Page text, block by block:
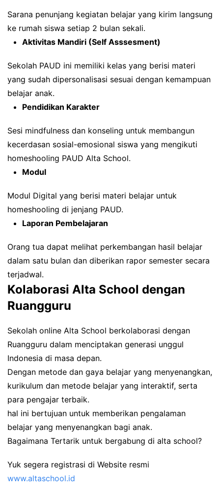
Sarana penunjang kegiatan belajar yang kirim langsung
ke rumah siswa setiap 2 bulan sekali.
Aktivitas Mandiri (Self Asssesment)
Sekolah PAUD ini memiliki kelas yang berisi materi
yang sudah dipersonalisasi sesuai dengan kemampuan
belajar anak.
Pendidikan Karakter
Sesi mindfulness dan konseling untuk membangun
kecerdasan sosial-emosional siswa yang mengikuti
homeshooling PAUD Alta School.
Modul
Modul Digital yang berisi materi belajar untuk
homeshooling di jenjang PAUD.
Laporan Pembelajaran
Orang tua dapat melihat perkembangan hasil belajar
dalam satu bulan dan diberikan rapor semester secara
terjadwal.
Kolaborasi Alta School dengan
Ruangguru
Sekolah online Alta School berkolaborasi dengan
Ruangguru dalam menciptakan generasi unggul
Indonesia di masa depan.
Dengan metode dan gaya belajar yang menyenangkan,
kurikulum dan metode belajar yang interaktif, serta
para pengajar terbaik.
hal ini bertujuan untuk memberikan pengalaman
belajar yang menyenangkan bagi anak.
Bagaimana Tertarik untuk bergabung di alta school?
Yuk segera registrasi di Website resmi
www.altaschool.id